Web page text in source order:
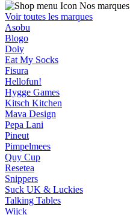
Nos marques
Voir toutes les marques
Asobu
Blogo
Doiy
Eat My Socks
Fisura
Hellofun!
Hygge Games
Kitsch Kitchen
Mava Design
Pepa Lani
Pineut
Pimpelmees
Quy Cup
Resetea
Snippers
Suck UK & Luckies
Talking Tables
Wijck